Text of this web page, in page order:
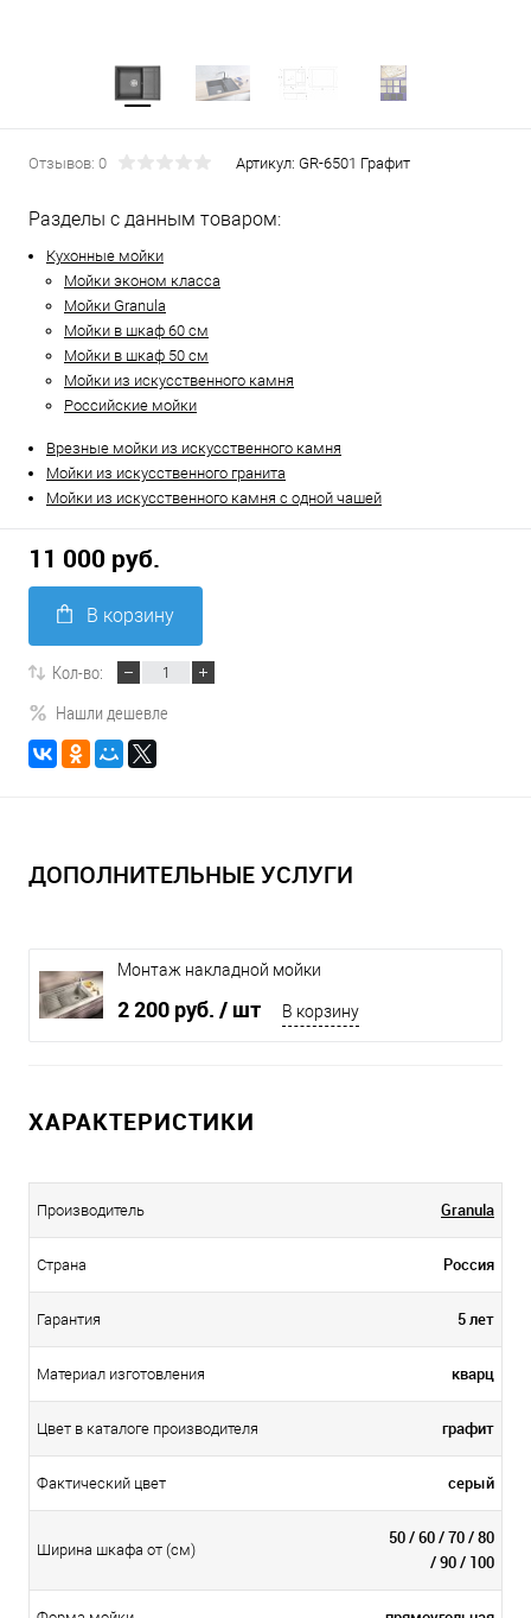
Отзывов: 0 Артикул: GR-6501 Графит
Разделы с данным товаром:
Кухонные мойки
Мойки эконом класса
Мойки Granula
Мойки в шкаф 60 см
Мойки в шкаф 50 см
Мойки из искусственного камня
Российские мойки
Врезные мойки из искусственного камня
Мойки из искусственного гранита
Мойки из искусственного камня с одной чашей
11 000 руб.
В корзину
Кол-во:
Нашли дешевле
ДОПОЛНИТЕЛЬНЫЕ УСЛУГИ
Монтаж накладной мойки
2 200 руб. / шт В корзину
ХАРАКТЕРИСТИКИ
Производитель Granula
Страна Россия
Гарантия 5 лет
Материал изготовления кварц
Цвет в каталоге производителя графит
Фактический цвет серый
Ширина шкафа от (см)
50 / 60 / 70 / 80
/ 90 / 100